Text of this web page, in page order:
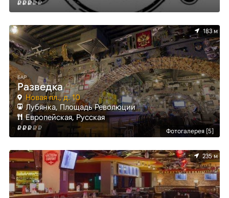
Фотогалерея [5]
183 м
БАР
Разведка
Новая пл., д. 10
Лубянка, Площадь Революции
Европейская, Русская
235 м